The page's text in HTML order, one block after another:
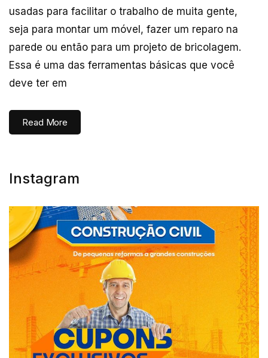
usadas para facilitar o trabalho de muita gente,
seja para montar um móvel, fazer um reparo na
parede ou então para um projeto de bricolagem.
Essa é uma das ferramentas básicas que você
deve ter em
Read More
Instagram